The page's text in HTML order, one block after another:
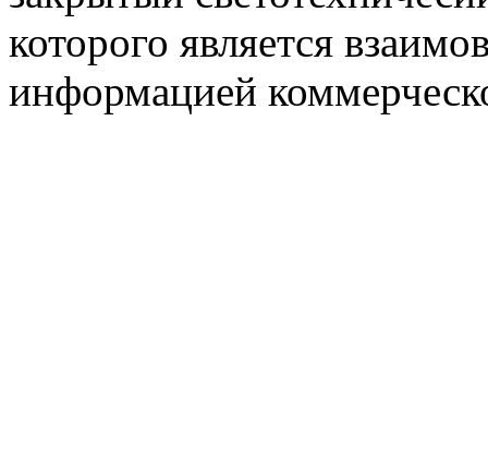
которого является
информацией